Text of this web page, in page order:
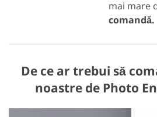
mai mare
comandă.
De ce ar trebui să
noastre de Photo